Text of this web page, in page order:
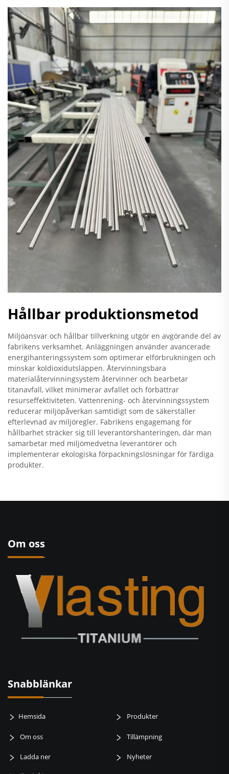
Hållbar produktionsmetod
Miljöansvar och hållbar tillverkning utgör en avgörande del av
fabrikens verksamhet. Anläggningen använder avancerade
energihanteringssystem som optimerar elförbrukningen och
minskar koldioxidutsläppen. Återvinningsbara
materialåtervinningsystem återvinner och bearbetar
titanavfall, vilket minimerar avfallet och förbättrar
resurseffektiviteten. Vattenrening- och återvinningssystem
reducerar miljöpåverkan samtidigt som de säkerställer
efterlevnad av miljöregler. Fabrikens engagemang för
hållbarhet sträcker sig till leverantörshanteringen, där man
samarbetar med miljömedvetna leverantörer och
implementerar ekologiska förpackningslösningar för färdiga
produkter.
Om oss
Snabblänkar
Hemsida Produkter
Om oss Tillämpning
Ladda ner Nyheter